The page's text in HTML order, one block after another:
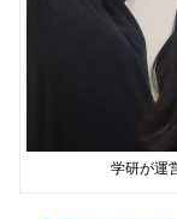
学研が運